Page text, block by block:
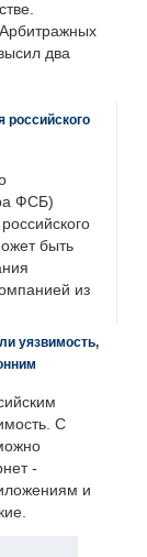
два
российского
ФСБ)
быть
из
уязвимость,
С
-
и